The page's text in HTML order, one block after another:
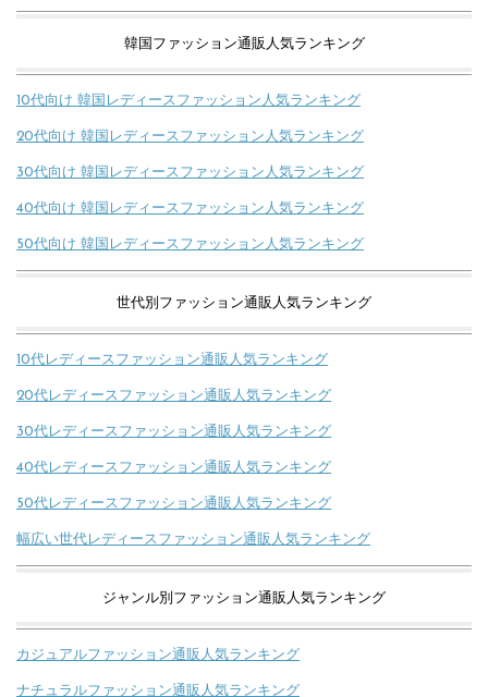
韓国ファッション通販人気ランキング
10代向け 韓国レディースファッション人気ランキング
20代向け 韓国レディースファッション人気ランキング
30代向け 韓国レディースファッション人気ランキング
40代向け 韓国レディースファッション人気ランキング
50代向け 韓国レディースファッション人気ランキング
世代別ファッション通販人気ランキング
10代レディースファッション通販人気ランキング
20代レディースファッション通販人気ランキング
30代レディースファッション通販人気ランキング
40代レディースファッション通販人気ランキング
50代レディースファッション通販人気ランキング
幅広い世代レディースファッション通販人気ランキング
ジャンル別ファッション通販人気ランキング
カジュアルファッション通販人気ランキング
ナチュラルファッション通販人気ランキング